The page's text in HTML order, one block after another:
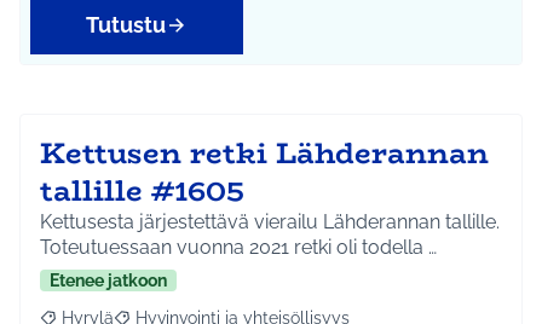
Tutustu
Kettusen retki Lähderannan
tallille #1605
Kettusesta järjestettävä vierailu Lähderannan tallille.
Toteutuessaan vuonna 2021 retki oli todella …
Etenee jatkoon
Hyrylä Hyvinvointi ja yhteisöllisyys